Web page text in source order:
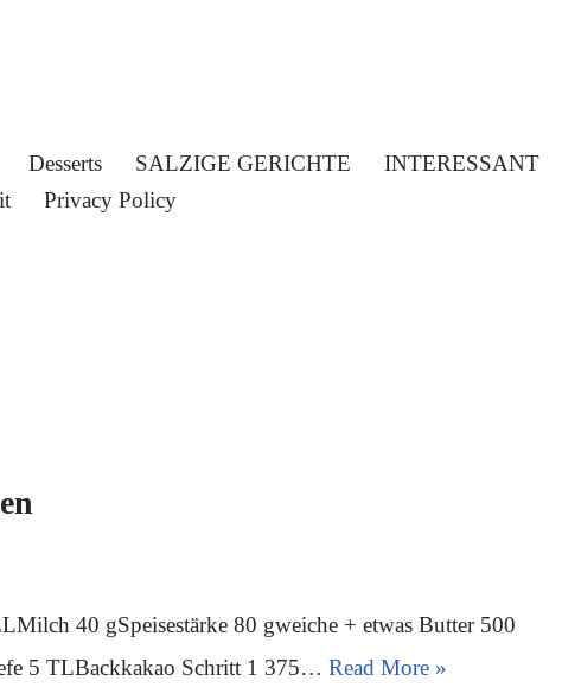
Desserts SALZIGE GERICHTE
INTERESSANT
Privacy Policy
40 gSpeisestärke 80 gweiche + etwas Butter 500
5 TLBackkakao Schritt 1 375… Read More »